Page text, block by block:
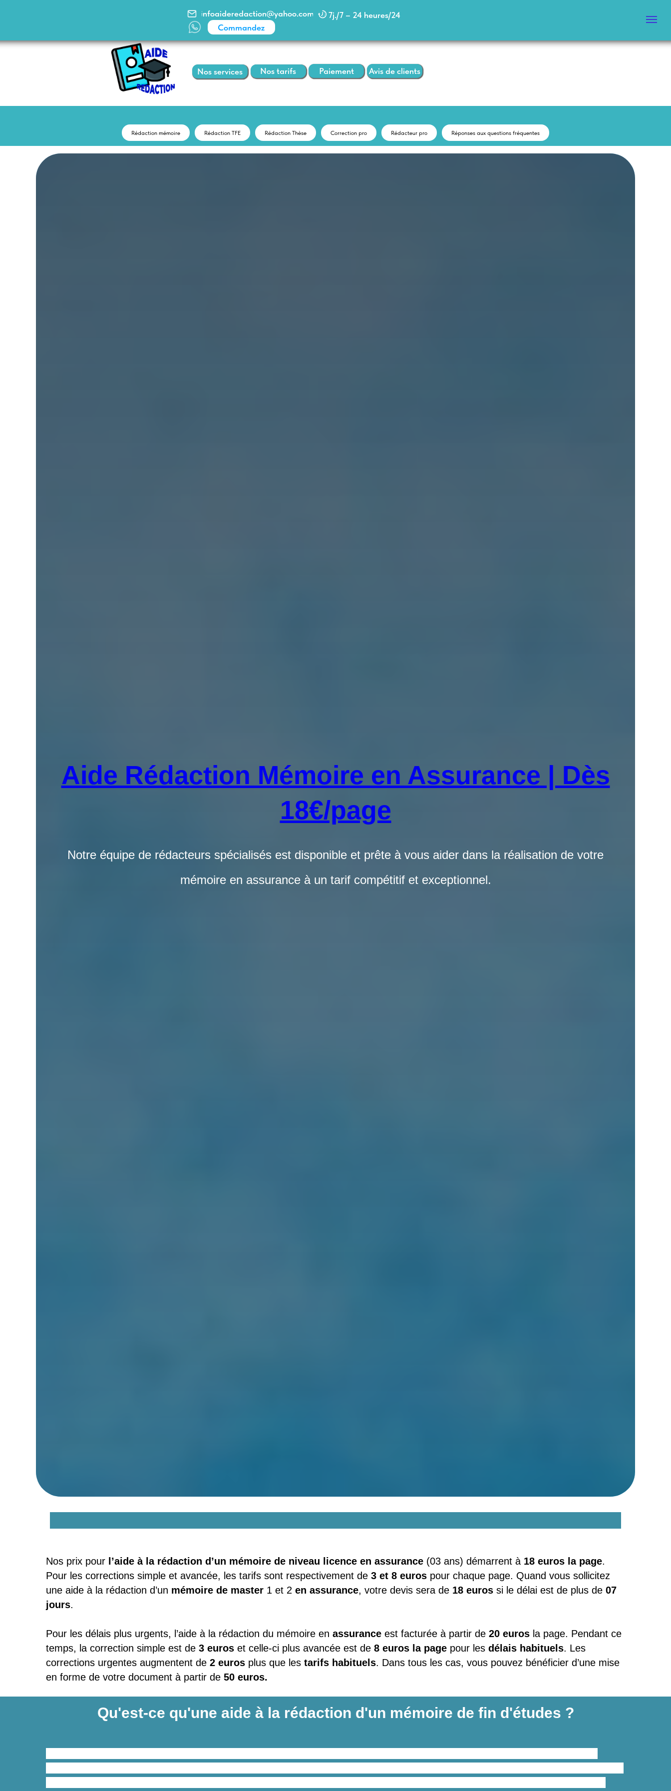
Nos services Nos tarifs Paiement Avis de clients
Commandez
infoaideredaction@yahoo.com 7j./7 – 24 heures/24
Rédaction mémoire Rédaction TFE Rédaction Thèse Correction pro Rédacteur pro Réponses aux questions fréquentes
Aide Rédaction Mémoire en Assurance | Dès
18€/page
Notre équipe de rédacteurs spécialisés est disponible et prête à vous aider dans la réalisation de votre
mémoire en assurance à un tarif compétitif et exceptionnel.
Commandez votre travail
Nos prix pour l’aide à la rédaction d’un mémoire de niveau licence en assurance (03 ans) démarrent à 18 euros la page.
Pour les corrections simple et avancée, les tarifs sont respectivement de 3 et 8 euros pour chaque page. Quand vous sollicitez
une aide à la rédaction d’un mémoire de master 1 et 2 en assurance, votre devis sera de 18 euros si le délai est de plus de 07
jours.
Pour les délais plus urgents, l’aide à la rédaction du mémoire en assurance est facturée à partir de 20 euros la page. Pendant ce
temps, la correction simple est de 3 euros et celle-ci plus avancée est de 8 euros la page pour les délais habituels. Les
corrections urgentes augmentent de 2 euros plus que les tarifs habituels. Dans tous les cas, vous pouvez bénéficier d’une mise
en forme de votre document à partir de 50 euros.
Qu'est-ce qu'une aide à la rédaction d'un mémoire de fin d'études ?